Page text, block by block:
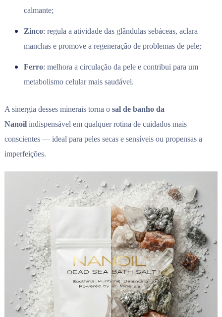
calmante;
Zinco: regula a atividade das glândulas sebáceas, aclara
manchas e promove a regeneração de problemas de pele;
Ferro: melhora a circulação da pele e contribui para um
metabolismo celular mais saudável.
A sinergia desses minerais torna o sal de banho da
Nanoilindispensável em qualquer rotina de cuidados mais
conscientes — ideal para peles secas e sensíveis ou propensas a
imperfeições.